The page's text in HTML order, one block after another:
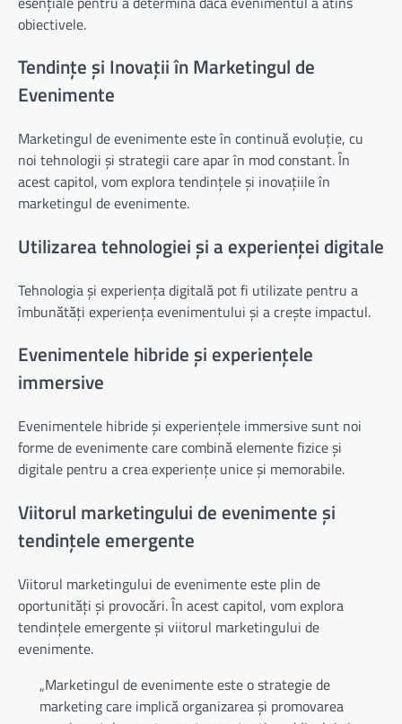
obiectivele.
Tendințe și Inovații în Marketingul de
Evenimente
Marketingul de evenimente este în continuă evoluție, cu
noi tehnologii și strategii care apar în mod constant. În
acest capitol, vom explora tendințele și inovațiile în
marketingul de evenimente.
Utilizarea tehnologiei și a experienței digitale
Tehnologia și experiența digitală pot fi utilizate pentru a
îmbunătăți experiența evenimentului și a crește impactul.
Evenimentele hibride și experiențele
immersive
Evenimentele hibride și experiențele immersive sunt noi
forme de evenimente care combină elemente fizice și
digitale pentru a crea experiențe unice și memorabile.
Viitorul marketingului de evenimente și
tendințele emergente
Viitorul marketingului de evenimente este plin de
oportunități și provocări. În acest capitol, vom explora
tendințele emergente și viitorul marketingului de
evenimente.
„Marketingul de evenimente este o strategie de
marketing care implică organizarea și promovarea